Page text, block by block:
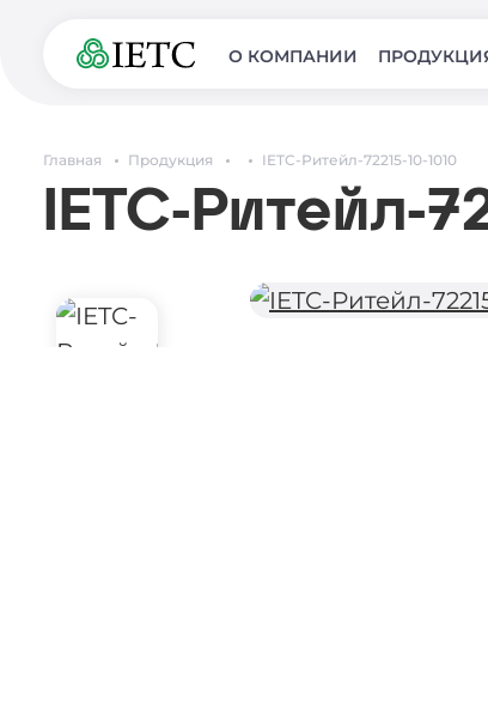
О КОМПАНИИ
Главная Продукция IETC-Ритейл-72215-10-1010
IETC-Ритейл-